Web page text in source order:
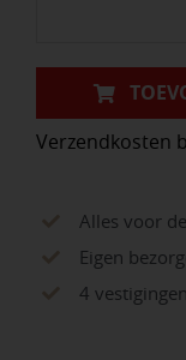
Verzendkosten
Alles voor
Eigen
4